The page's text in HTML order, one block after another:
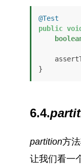
@Test
public
}
6.4.
partition方
让我们看一